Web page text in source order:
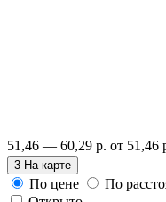
51,46 — 60,29 р. от 51,46
3 На карте
По цене
По